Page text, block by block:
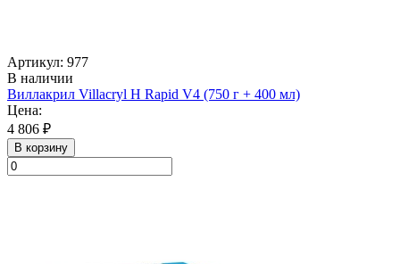
Артикул: 977
В наличии
Виллакрил Villacryl H Rapid V4 (750 г + 400 мл)
Цена:
4 806 ₽
В корзину